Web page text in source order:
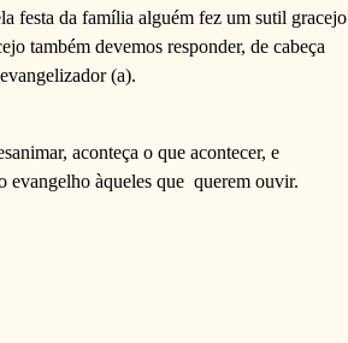
festa da família alguém fez um sutil gracejo
também devemos responder, de cabeça
(a).
aconteça o que acontecer, e
evangelho àqueles que querem ouvir.